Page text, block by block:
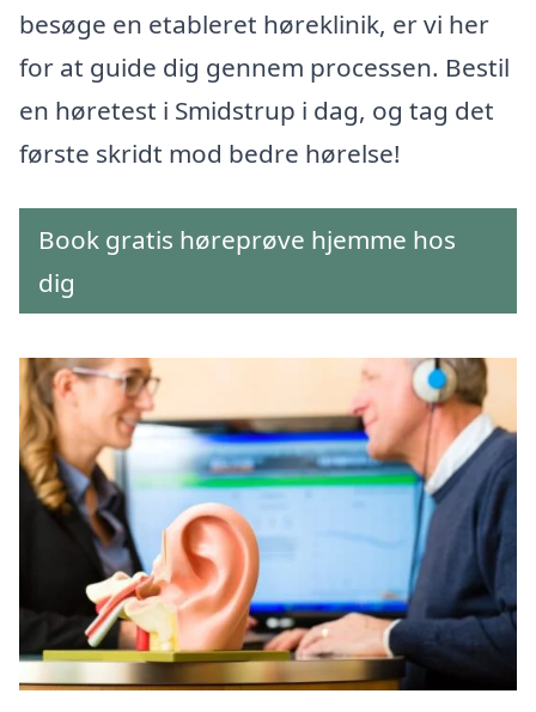
besøge en etableret høreklinik, er vi her
for at guide dig gennem processen. Bestil
en høretest i Smidstrup i dag, og tag det
første skridt mod bedre hørelse!
Book gratis høreprøve hjemme hos
dig